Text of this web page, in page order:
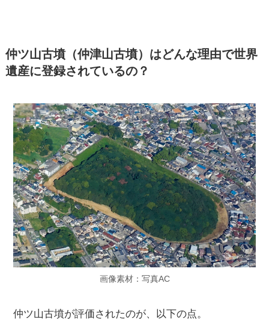
仲ツ山古墳（仲津山古墳）はどんな理由で世界
遺産に登録されているの？
画像素材：写真AC
仲ツ山古墳が評価されたのが、以下の点。